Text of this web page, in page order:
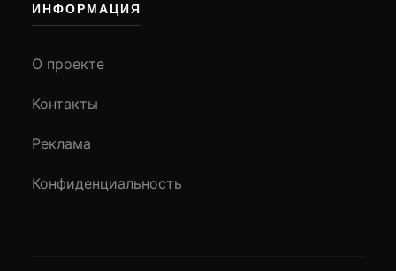
ИНФОРМАЦИЯ
О проекте
Контакты
Реклама
Конфиденциальность